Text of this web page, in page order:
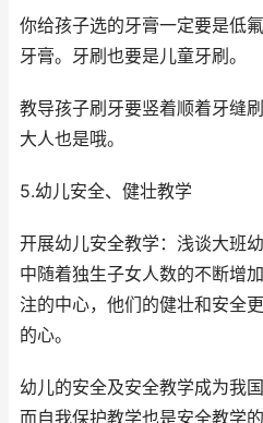
你给孩子选的牙膏一定要是低
牙膏。牙刷也要是儿童牙刷。
教导孩子刷牙要竖着顺着牙缝
大人也是哦。
5.幼儿安全、健壮教学
开展幼儿安全教学：浅谈大班
中随着独生子女人数的不断增
注的中心，他们的健壮和安全
的心。
幼儿的安全及安全教学成为我
而自我保护教学也是安全教学